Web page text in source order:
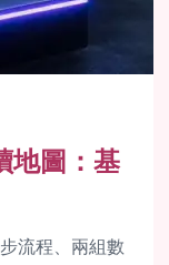
地圖：基
流程、兩組數